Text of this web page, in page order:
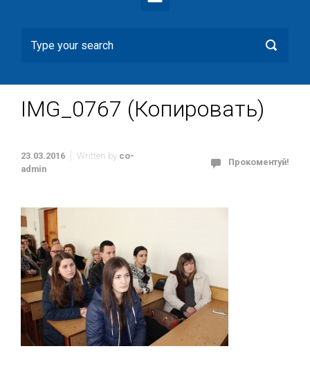
IMG_0767 (Копировать)
23.03.2016 Written by co-
admin
Прокоментуй!